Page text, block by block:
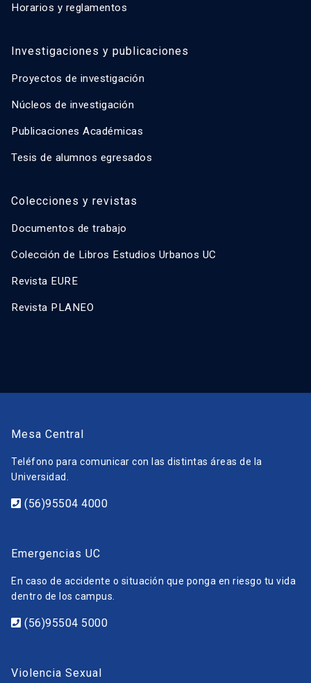
Horarios y reglamentos
Investigaciones y publicaciones
Proyectos de investigación
Núcleos de investigación
Publicaciones Académicas
Tesis de alumnos egresados
Colecciones y revistas
Documentos de trabajo
Colección de Libros Estudios Urbanos UC
Revista EURE
Revista PLANEO
Mesa Central
Teléfono para comunicar con las distintas áreas de la
Universidad.
(56)95504 4000
Emergencias UC
En caso de accidente o situación que ponga en riesgo tu vida
dentro de los campus.
(56)95504 5000
Violencia Sexual